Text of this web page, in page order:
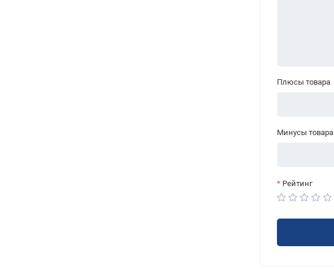
Плюсы товара
Минусы товара
Рейтинг